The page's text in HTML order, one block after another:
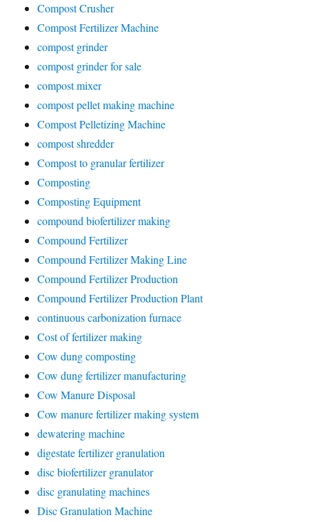
Compost Crusher
Compost Fertilizer Machine
compost grinder
compost grinder for sale
compost mixer
compost pellet making machine
Compost Pelletizing Machine
compost shredder
Compost to granular fertilizer
Composting
Composting Equipment
compound biofertilizer making
Compound Fertilizer
Compound Fertilizer Making Line
Compound Fertilizer Production
Compound Fertilizer Production Plant
continuous carbonization furnace
Cost of fertilizer making
Cow dung composting
Cow dung fertilizer manufacturing
Cow Manure Disposal
Cow manure fertilizer making system
dewatering machine
digestate fertilizer granulation
disc biofertilizer granulator
disc granulating machines
Disc Granulation Machine